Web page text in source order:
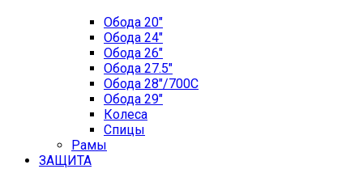
Обода 20"
Обода 24"
Обода 26"
Обода 27.5"
Обода 28"/700C
Обода 29"
Колеса
Спицы
Рамы
ЗАЩИТА